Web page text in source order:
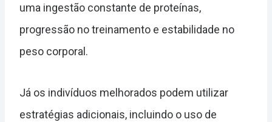
uma ingestão constante de proteínas,
progressão no treinamento e estabilidade no
peso corporal.
Já os indivíduos melhorados podem utilizar
estratégias adicionais, incluindo o uso de